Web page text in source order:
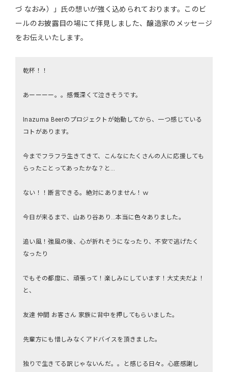
づ なおみ）」氏の想いが強く込められております。このビ
ールのお披露目の場にて拝見しました、醸造家のメッセージ
をお伝えいたします。
乾杯！！
あーーーー。。感慨深くて泣きそうです。
Inazuma Beerのプロジェクトが始動してから、一つ感じている
コトがあります。
今までフラフラ生きてきて、こんなにたくさんの人に応援しても
らったことってあったかな？と…
ない！！断言できる。絶対にありません！ｗ
今日が来るまで、山あり谷あり…本当に色々ありました。
追い風！強風の後、心が折れそうになったり、不安で逃げたく
なったり
でもその都度に、頑張って！楽しみにしています！大丈夫だよ！
と、
友達 仲間 お客さん 家族に背中を押してもらいました。
先輩方にも惜しみなくアドバイスを頂きました。
独りで生きてる訳じゃないんだ。。と感じる日々。心底感謝し